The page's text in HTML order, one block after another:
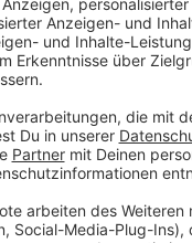
Anzeige
Volle kreative